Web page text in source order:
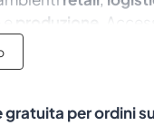
produzione
.
garanzia del
gratuita per ordini